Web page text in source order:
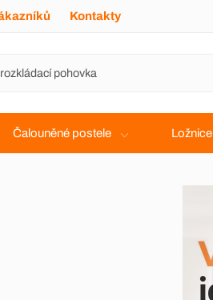
Kontakty
Čalouněné postele Ložnice